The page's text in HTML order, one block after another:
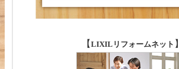
【 LIXILリフォームネット 】